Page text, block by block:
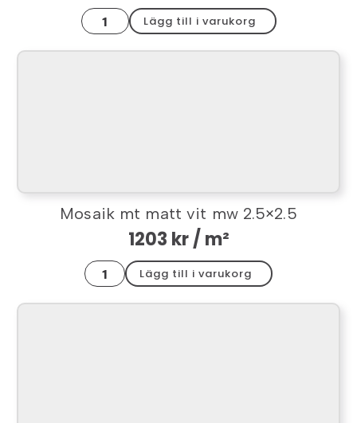
Mosaik
mt
coboltbl.bl102.5x2.5
mängd
Lägg till i varukorg
Mosaik mt matt vit mw 2.5×2.5
1203 kr/ m²
Mosaik
mt
matt
vit
Lägg till i varukorg